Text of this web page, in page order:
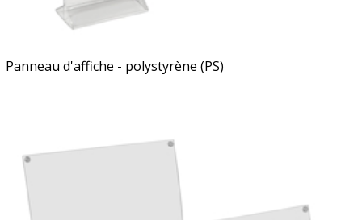
Panneau d'affiche - polystyrène (PS)